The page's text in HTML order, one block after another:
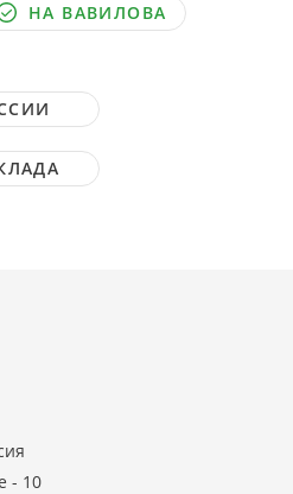
НА ВАВИЛОВА
- 10